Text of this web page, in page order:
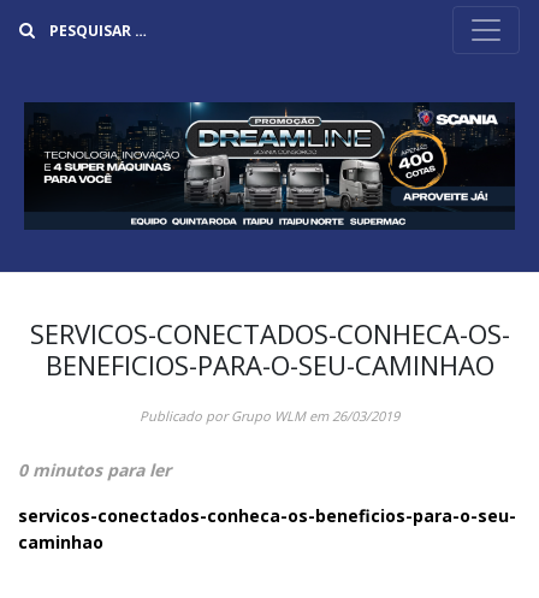
SERVICOS-CONECTADOS-CONHECA-OS-
BENEFICIOS-PARA-O-SEU-CAMINHAO
Publicado porGrupo WLMem26/03/2019
0 minutos para ler
servicos-conectados-conheca-os-beneficios-para-o-seu-
caminhao